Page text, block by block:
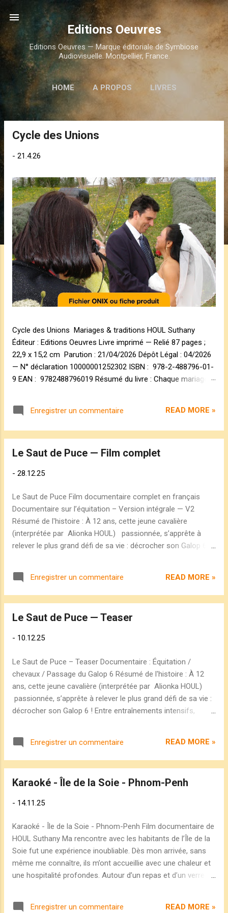
Accéder au contenu principal
Editions Oeuvres
Editions Oeuvres — Marque éditoriale de Symbiose
Audiovisuelle. Montpellier, France.
HOME A PROPOS LIVRES
FILMS/VIDÉOS
Cycle des Unions
- 21.4.26
Cycle des Unions Mariages & traditions HOUL Suthany
Éditeur : Editions Oeuvres Livre imprimé — Relié 87 pages ;
22,9 x 15,2 cm Parution : 21/04/2026 Dépôt Légal : 04/2026
— N° déclaration 10000001252302 ISBN : 978-2-488796-01-
9 EAN : 9782488796019 Résumé du livre : Chaque mariage
les chants, se joue une même tension : celle du lien qui se
noue, de l'amour qui s’affirme. Suthany les a rencontrés au fil
son objectif. Tous lui ont ouvert une porte. Des unions
françaises, gitanes, arabes, indiennes, cambodgiennes, et
rejoindre, par-delà les origines et les frontières. Ce livre d'art
courbes et les couleurs de journées d'exception, où la
célébration révèle, dans sa force et sa fragilité, ce qui tient
les êtres ensemble. L'éd...
Enregistrer un commentaire READ MORE »
Le Saut de Puce — Film complet
- 28.12.25
Le Saut de Puce Film documentaire complet en français
Documentaire sur l’équitation – Version intégrale — V2
Résumé de l'histoire : À 12 ans, cette jeune cavalière
(interprétée par Alionka HOUL) passionnée, s’apprête à
relever le plus grand défi de sa vie : décrocher son Galop 6 !
au caractère imprévisible, elle devra faire preuve de courage
et de persévérance pour franchir chaque obstacle.
Parviendra-t-elle à surmonter toutes les épreuves et
d’embûches et d’émotions, rythmée par des moments forts
Saut de Puce — Film complet Crédits : Titre : Le Saut de
Puce Auteure-Réalisatrice : HOUL Suthany ISRC Vidéo : FR-
A8C-22-00001 © 2022-2026 Editions Oeuvres — Symbiose
Audiovisuelle — Tous droits réservés
Enregistrer un commentaire READ MORE »
Le Saut de Puce — Teaser
- 10.12.25
Le Saut de Puce – Teaser Documentaire : Équitation /
chevaux / Passage du Galop 6 Résumé de l'histoire : À 12
ans, cette jeune cavalière (interprétée par Alionka HOUL)
passionnée, s’apprête à relever le plus grand défi de sa vie :
décrocher son Galop 6 ! Entre entraînements intensifs,
devra faire preuve de courage et de persévérance pour
franchir chaque obstacle. Parviendra-t-elle à surmonter
toutes les épreuves et atteindre son objectif ? Une aventure
annonce du film sur Youtube : Le Saut de Puce Crédits :
ISRC Vidéo : FR-A8C-21-00002 © 2021-2026 Editions
Oeuvres — Symbiose Audiovisuelle — Tous droits réservés
Enregistrer un commentaire READ MORE »
Karaoké - Île de la Soie - Phnom-Penh
- 14.11.25
Karaoké - Île de la Soie - Phnom-Penh Film documentaire de
HOUL Suthany Ma rencontre avec les habitants de l’Île de la
Soie fut une expérience inoubliable. Dès mon arrivée, sans
même me connaître, ils m’ont accueillie avec une chaleur et
une hospitalité profondes. Autour d’un repas et d’un verre
cuisine traditionnelle, authentique et généreuse — celle qui
Enregistrer un commentaire READ MORE »